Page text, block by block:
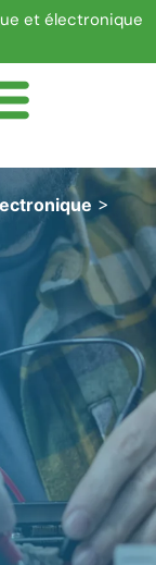
et électronique
>